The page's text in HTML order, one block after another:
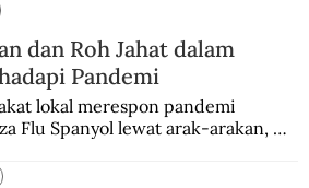
dan Roh Jahat dalam
Pandemi
lokal merespon pandemi
Flu Spanyol lewat arak-arakan,